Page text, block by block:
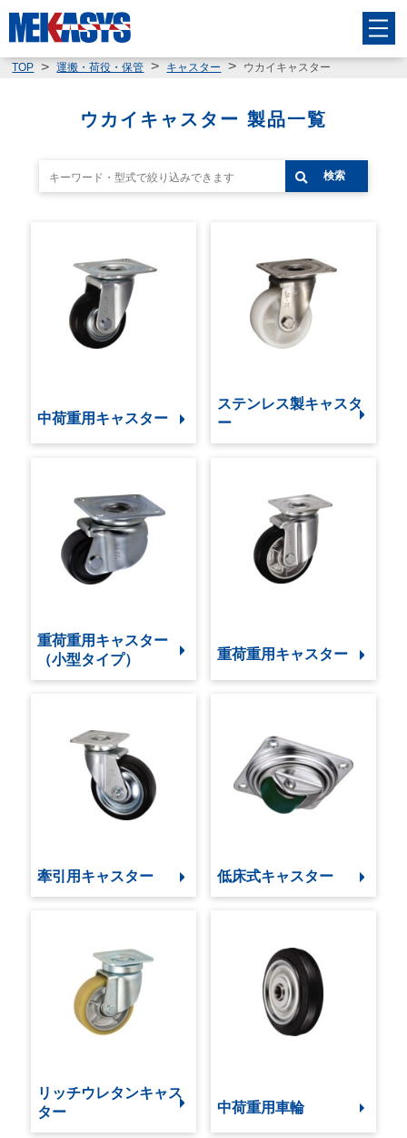
TOP 運搬・荷役・保管 キャスター ウカイキャスター
ウカイキャスター 製品一覧
検索
中荷重用キャスター
ステンレス製キャスタ
ー
重荷重用キャスター
（小型タイプ）
重荷重用キャスター
牽引用キャスター 低床式キャスター
リッチウレタンキャス
ター
中荷重用車輪